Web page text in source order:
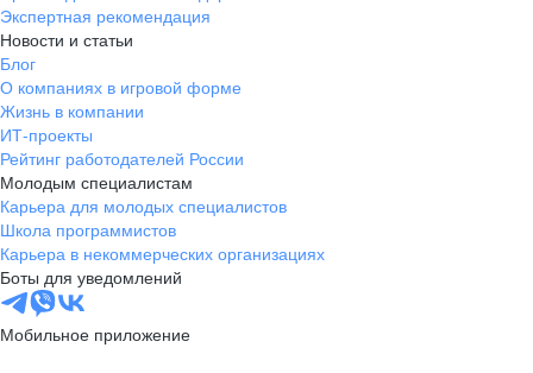
Экспертная рекомендация
Новости и статьи
Блог
О компаниях в игровой форме
Жизнь в компании
ИТ-проекты
Рейтинг работодателей России
Молодым специалистам
Карьера для молодых специалистов
Школа программистов
Карьера в некоммерческих организациях
Боты для уведомлений
Мобильное приложение